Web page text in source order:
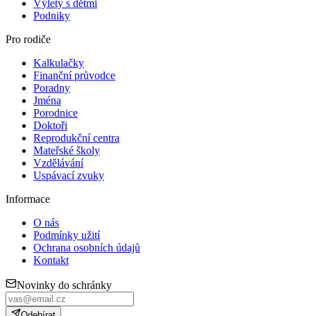
Výlety s dětmi
Podniky
Pro rodiče
Kalkulačky
Finanční průvodce
Poradny
Jména
Porodnice
Doktoři
Reprodukční centra
Mateřské školy
Vzdělávání
Uspávací zvuky
Informace
O nás
Podmínky užití
Ochrana osobních údajů
Kontakt
Novinky do schránky